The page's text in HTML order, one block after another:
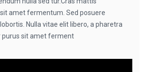
amet fermentum. Sed posuere
Nulla vitae elit libero, a pharetra
purus sit amet ferment